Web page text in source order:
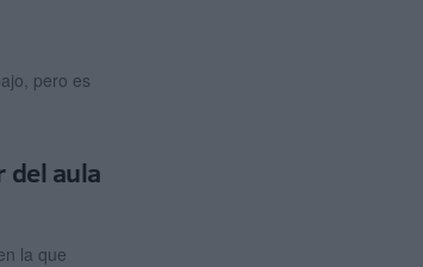
pero es
del aula
la que